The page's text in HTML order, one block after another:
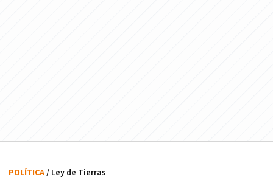
POLÍTICA/ Ley de Tierras